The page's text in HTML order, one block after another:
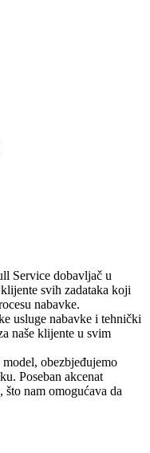
Service dobavljač u
svih zadataka koji
nabavke.
usluge nabavke i tehnički
naše klijente u svim
obezbjeđujemo
Poseban akcenat
nam omogućava da